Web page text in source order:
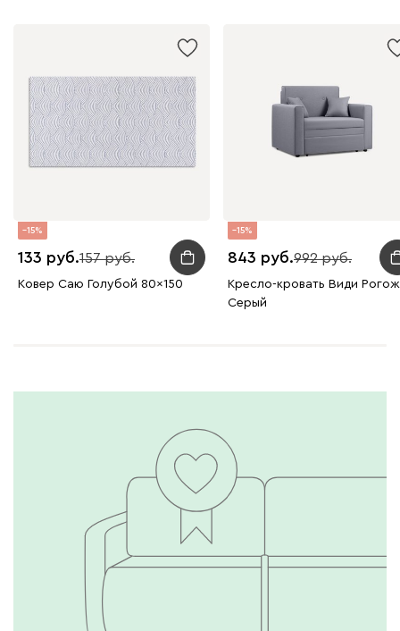
15
133 157
Ковер Саю Голубой 80x150
15
843 992
Кресло-кровать Види
Серый